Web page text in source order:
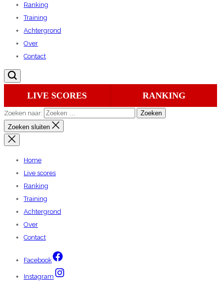
Ranking
Training
Achtergrond
Over
Contact
LIVE SCORES RANKING
Zoeken naar:
Zoeken sluiten
Home
Live scores
Ranking
Training
Achtergrond
Over
Contact
Facebook
Instagram